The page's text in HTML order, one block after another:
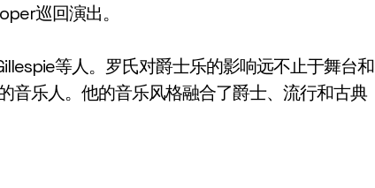
巡回演出。
等人。罗氏对爵士乐的影响远不止于舞台和
音乐人。他的音乐风格融合了爵士、流行和古典